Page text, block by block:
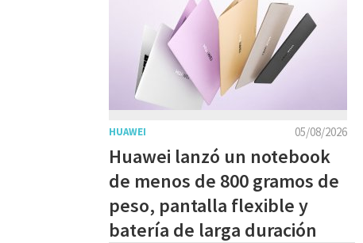
05/08/2026
HUAWEI
Huawei lanzó un notebook
de menos de 800 gramos de
peso, pantalla flexible y
batería de larga duración